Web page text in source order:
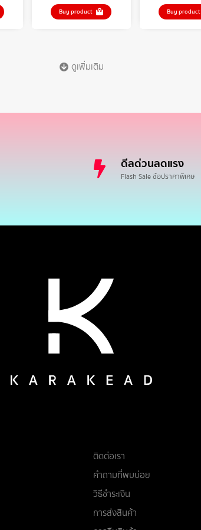
Buy product Buy product
ดูเพิ่มเติม
ดีลด่วนลดแรง
Flash Sale ช้อปราคาพิเศษ
ติดต่อเรา
คำถามที่พบบ่อย
วิธีชำระเงิน
การส่งสินค้า